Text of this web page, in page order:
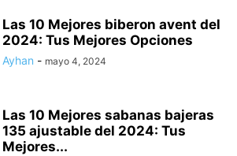
Las 10 Mejores biberon avent del
2024: Tus Mejores Opciones
Ayhan - mayo 4, 2024
Las 10 Mejores sabanas bajeras
135 ajustable del 2024: Tus
Mejores...